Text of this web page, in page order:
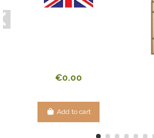
€0.00
Add to cart